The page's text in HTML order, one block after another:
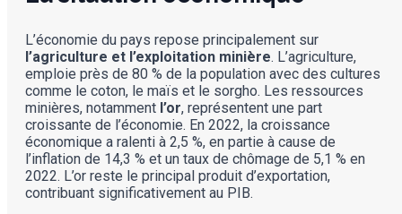
L’économie du pays repose principalement sur
l’agriculture et l’exploitation minière. L’agriculture,
emploie près de 80 % de la population avec des cultures
comme le coton, le maïs et le sorgho. Les ressources
minières, notamment l’or, représentent une part
croissante de l’économie. En 2022, la croissance
économique a ralenti à 2,5 %, en partie à cause de
l’inflation de 14,3 %​ et un taux de chômage de 5,1 % en
2022​. L’or reste le principal produit d’exportation,
contribuant significativement au PIB.